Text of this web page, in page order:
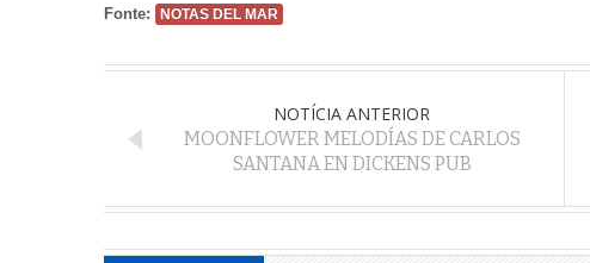
Fonte: NOTAS DEL MAR
NOTÍCIA ANTERIOR
MOONFLOWER MELODÍAS DE CARLOS
SANTANA EN DICKENS PUB